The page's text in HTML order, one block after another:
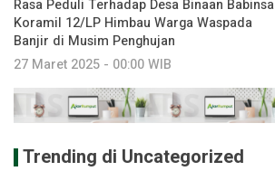
Rasa Peduli Terhadap Desa Binaan Babinsa
Koramil 12/LP Himbau Warga Waspada
Banjir di Musim Penghujan
27 Maret 2025 - 00:00 WIB
Trending di Uncategorized